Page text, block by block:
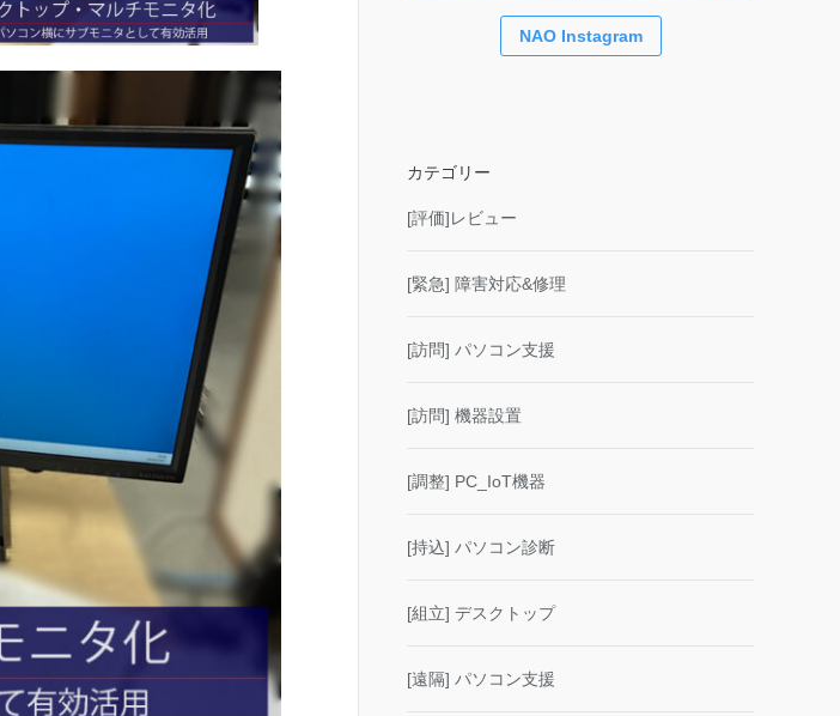
NAO Instagram
カテゴリー
[評価]レビュー
[緊急] 障害対応&修理
[訪問] パソコン支援
[訪問] 機器設置
[調整] PC_IoT機器
[持込] パソコン診断
[組立] デスクトップ
[遠隔] パソコン支援